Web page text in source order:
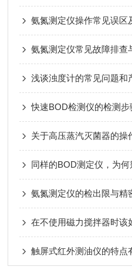
氨氮测定仪操作常见误区
氨氮测定仪常见故障排查
浅谈浊度计的常见问题和
快速BOD检测仪的检测步
关于高压蒸汽灭菌器的操
同样的BOD测定仪，为
氨氮测定仪的检出限与精
在不使用磁力搅拌器时该
触屏式红外测油仪的特点